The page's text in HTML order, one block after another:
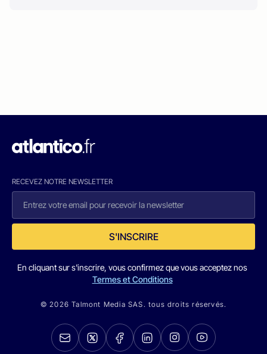
RECEVEZ NOTRE NEWSLETTER
S'INSCRIRE
En cliquant sur s'inscrire, vous confirmez que vous acceptez nos
Termes et Conditions
© 2026 Talmont Media SAS. tous droits réservés.